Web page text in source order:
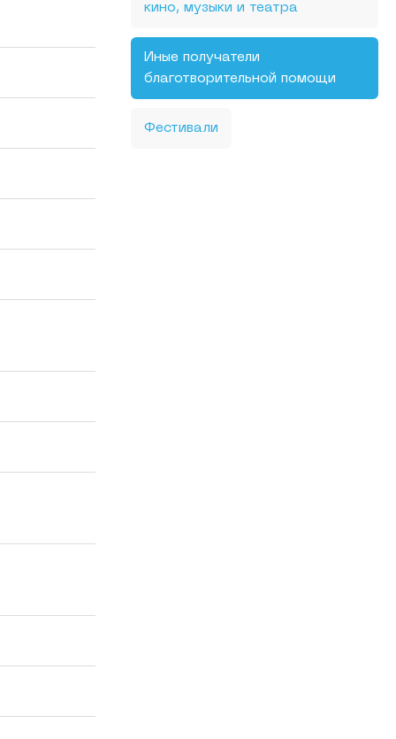
кино, музыки и театра
Иные получатели
благотворительной помощи
Фестивали